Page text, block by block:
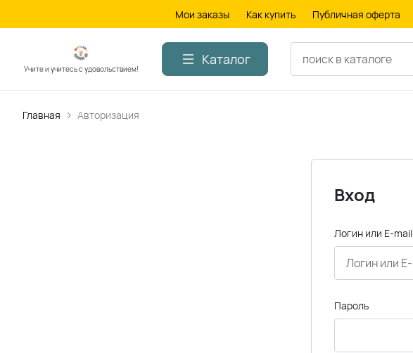
Мои заказы Как купить Публичная оферта
Учите и учитесь с удовольствием!
Каталог
Главная Авторизация
Вход
Логин или E-mail
Пароль